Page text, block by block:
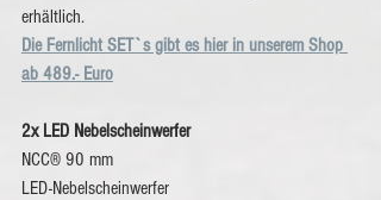
erhältlich.
Die Fernlicht SET`s gibt es hier in unserem Shop
ab 489.- Euro
2x LED Nebelscheinwerfer
NCC® 90 mm
LED-Nebelscheinwerfer